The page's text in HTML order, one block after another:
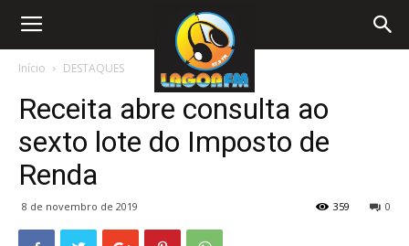
Início DESTAQUES
Receita abre consulta ao
sexto lote do Imposto de
Renda
8 de novembro de 2019 0
359